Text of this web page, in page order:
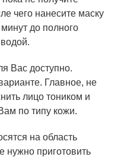
чего нанесите маску
до полного
Вас доступно.
Главное, не
лицо тоником и
по типу кожи.
на область
нужно приготовить